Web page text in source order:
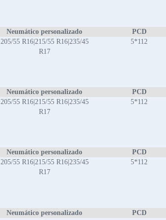
Neumático personalizado PCD
205/55 R16|215/55 R16|235/45
R17
5*112
Neumático personalizado PCD
205/55 R16|215/55 R16|235/45
R17
5*112
Neumático personalizado PCD
205/55 R16|215/55 R16|235/45
R17
5*112
Neumático personalizado PCD